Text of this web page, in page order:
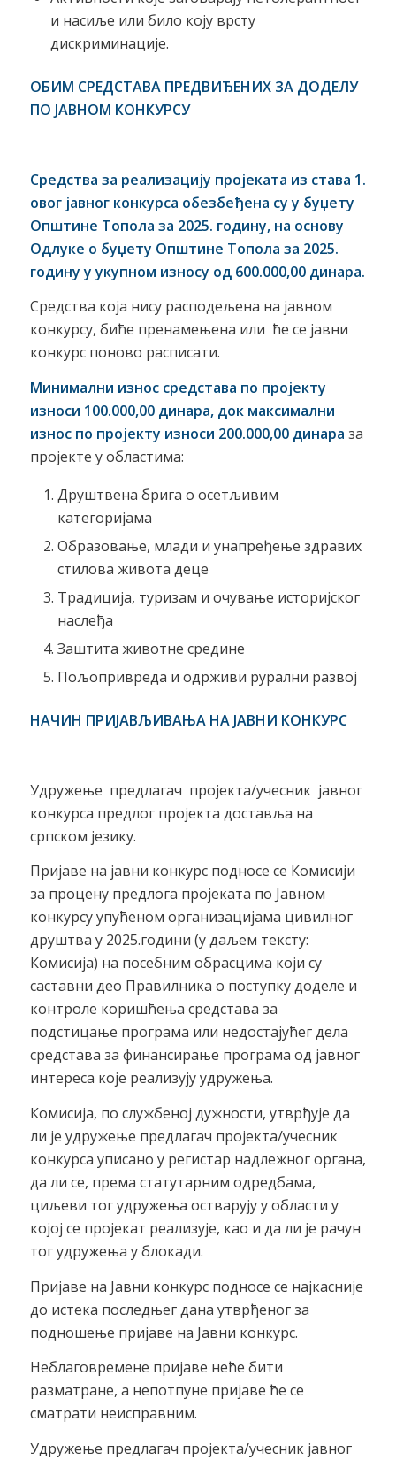
и насиље или било коју врсту
дискриминације.
ОБИМ СРЕДСТАВА ПРЕДВИЂЕНИХ ЗА ДОДЕЛУ
ПО ЈАВНОМ КОНКУРСУ
Средства за реализацију пројеката из става 1.
овог јавног конкурса обезбеђена су у буџету
Општине Топола за 2025. годину, на основу
Одлуке о буџету Општине Топола за 2025.
годину у укупном износу од 600.000,00 динара.
Средства која нису расподељена на јавном
конкурсу, биће пренамењена или ће се јавни
конкурс поново расписати.
Минимални износ средстава по пројекту
износи 100.000,00 динара, док максимални
износ по пројекту износи 200.000,00 динара за
пројекте у областима:
Друштвена брига о осетљивим
категоријама
Образовање, млади и унапређење здравих
стилова живота деце
Традиција, туризам и очување историјског
наслеђа
Заштита животне средине
Пољопривреда и одрживи рурални развој
НАЧИН ПРИЈАВЉИВАЊА НА ЈАВНИ КОНКУРС
Удружење предлагач пројекта/учесник јавног
конкурса предлог пројекта доставља на
српском језику.
Пријаве на јавни конкурс подносе се Комисији
за процену предлога пројеката по Јавном
конкурсу упућеном организацијама цивилног
друштва у 2025.години (у даљем тексту:
Комисија) на посебним обрасцима који су
саставни део Правилника о поступку доделе и
контроле коришћења средстава за
подстицање програма или недостајућег дела
средстава за финансирање програма од јавног
интереса које реализују удружења.
Комисија, по службеној дужности, утврђује да
ли је удружење предлагач пројекта/учесник
конкурса уписано у регистар надлежног органа,
да ли се, према статутарним одредбама,
циљеви тог удружења остварују у области у
којој се пројекат реализује, као и да ли је рачун
тог удружења у блокади.
Пријаве на Јавни конкурс подносе се најкасније
до истека последњег дана утврђеног за
подношење пријаве на Јавни конкурс.
Неблаговремене пријаве неће бити
разматране, а непотпуне пријаве ће се
сматрати неисправним.
Удружење предлагач пројекта/учесник јавног